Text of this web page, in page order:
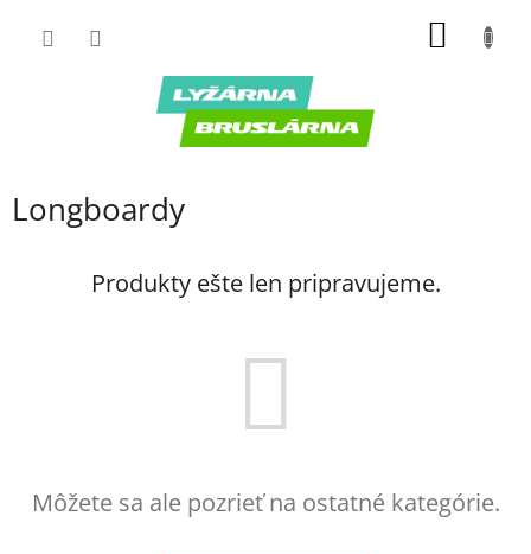
Longboardy
Produkty ešte len pripravujeme.
Môžete sa ale pozrieť na ostatné kategórie.